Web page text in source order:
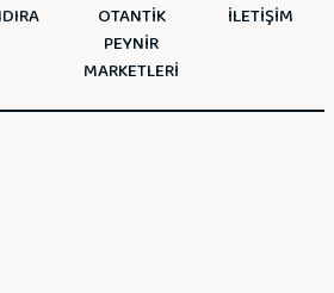
OTANTİK
PEYNİR
MARKETLERİ
İLETİŞİM